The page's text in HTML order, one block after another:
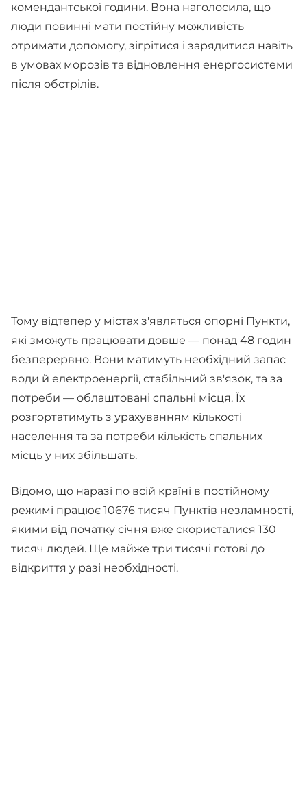
комендантської години. Вона наголосила, що
люди повинні мати постійну можливість
отримати допомогу, зігрітися і зарядитися навіть
в умовах морозів та відновлення енергосистеми
після обстрілів.
Тому відтепер у містах з'являться опорні Пункти,
які зможуть працювати довше — понад 48 годин
безперервно. Вони матимуть необхідний запас
води й електроенергії, стабільний зв'язок, та за
потреби — облаштовані спальні місця. Їх
розгортатимуть з урахуванням кількості
населення та за потреби кількість спальних
місць у них збільшать.
Відомо, що наразі по всій країні в постійному
режимі працює 10676 тисяч Пунктів незламності,
якими від початку січня вже скористалися 130
тисяч людей. Ще майже три тисячі готові до
відкриття у разі необхідності.